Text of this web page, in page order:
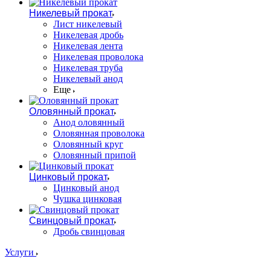
Никелевый прокат
Лист никелевый
Никелевая дробь
Никелевая лента
Никелевая проволока
Никелевая труба
Никелевый анод
Еще
Оловянный прокат
Анод оловянный
Оловянная проволока
Оловянный круг
Оловянный припой
Цинковый прокат
Цинковый анод
Чушка цинковая
Свинцовый прокат
Дробь свинцовая
Услуги